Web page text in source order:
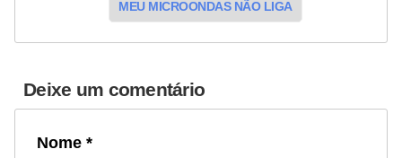
MEU MICROONDAS NÃO LIGA
Deixe um comentário
Nome *